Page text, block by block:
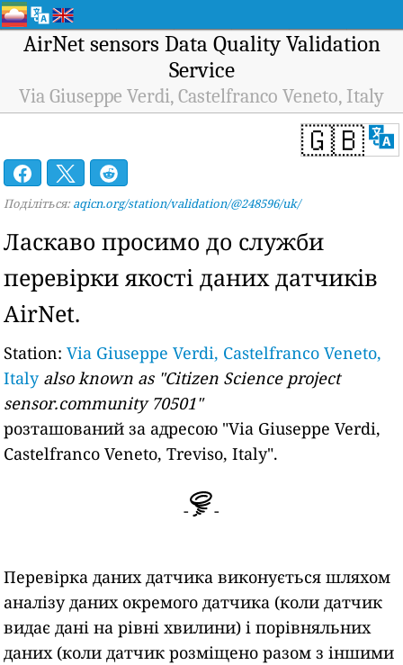
AirNet sensors Data Quality Validation
Service
Via Giuseppe Verdi, Castelfranco Veneto, Italy
🇬🇧
Поділіться: aqicn.org/station/validation/@248596/uk/
Ласкаво просимо до служби
перевірки якості даних датчиків
AirNet.
Station:Via Giuseppe Verdi, Castelfranco Veneto,
Italy also known as "Citizen Science project
sensor.community 70501"
розташований за адресою "Via Giuseppe Verdi,
Castelfranco Veneto, Treviso, Italy".
- -
Перевірка даних датчика виконується шляхом
аналізу даних окремого датчика (коли датчик
видає дані на рівні хвилини) і порівняльних
даних (коли датчик розміщено разом з іншими